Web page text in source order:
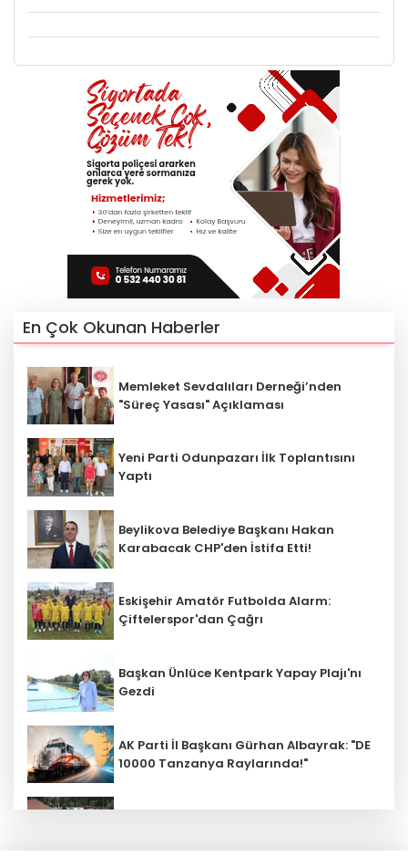
En Çok Okunan Haberler
Memleket Sevdalıları Derneği’nden
"Süreç Yasası" Açıklaması
Yeni Parti Odunpazarı İlk Toplantısını
Yaptı
Beylikova Belediye Başkanı Hakan
Karabacak CHP'den İstifa Etti!
Eskişehir Amatör Futbolda Alarm:
Çiftelerspor'dan Çağrı
Başkan Ünlüce Kentpark Yapay Plajı'nı
Gezdi
AK Parti İl Başkanı Gürhan Albayrak: "DE
10000 Tanzanya Raylarında!"